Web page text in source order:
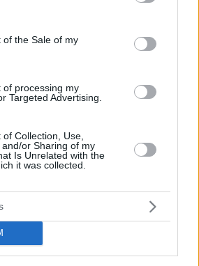
to Google and its third-party tags to
specified purposes in below Google
of the Sale of my
of processing my
Targeted Advertising.
Collection, Use,
or Sharing of my
Is Unrelated with the
it was collected.
Το απλό τεστ που
λιγότερους θανάτους – Το